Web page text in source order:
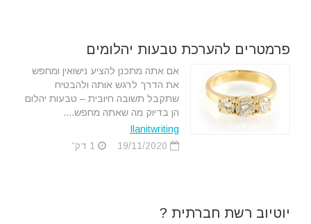
פרמטרים להערכת טבעות יהלומים
אם אתה מתכנן להציע נישואין ומחפש
את הדרך לרגש אותה ולהבטיח
שתקבל תשובה חיובית – טבעות יהלום
הן בדיוק מה שאתה מחפש....
Ilanitwriting
יוטיוב רשת חברתית ?